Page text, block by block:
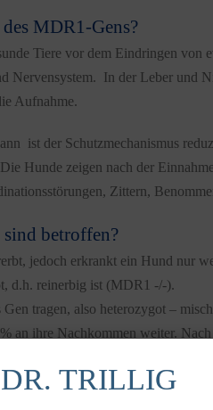
MDR1-Gens?
Tiere vor dem Eindringen von
Nervensystem. In der Leber und
Aufnahme.
ist der Schutzmechanismus
Hunde zeigen nach der
Zittern,
sind betroffen?
jedoch erkrankt ein Hund nur
d.h. reinerbig ist (MDR1 -/-).
tragen, also heterozygot –
an ihre Nachkommen weiter.
des Defektes (Typ MDR +/+).
TRILLIG